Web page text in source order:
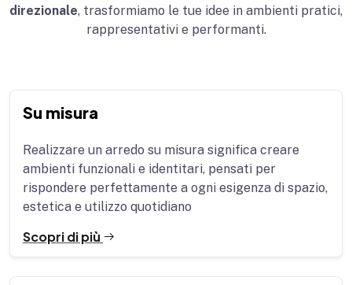
direzionale, trasformiamo le tue idee in ambienti pratici,
rappresentativi e performanti.
Su misura
Realizzare un arredo su misura significa creare
ambienti funzionali e identitari, pensati per
rispondere perfettamente a ogni esigenza di spazio,
estetica e utilizzo quotidiano
Scopri di più